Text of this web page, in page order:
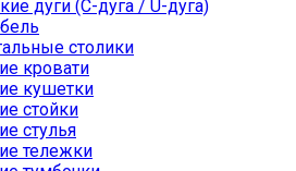
дуги (С-дуга / U-дуга)
столики
кровати
кушетки
стойки
стулья
тележки